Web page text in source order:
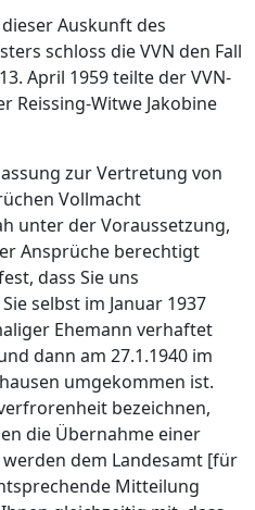
Auskunft des
schloss die VVN den Fall
April 1959 teilte der VVN-
Reissing-Witwe Jakobine
zur Vertretung von
Vollmacht
unter der Voraussetzung,
Ansprüche berechtigt
dass Sie uns
selbst im Januar 1937
Ehemann verhaftet
dann am 27.1.1940 im
umgekommen ist.
bezeichnen,
die Übernahme einer
dem Landesamt [für
Mitteilung